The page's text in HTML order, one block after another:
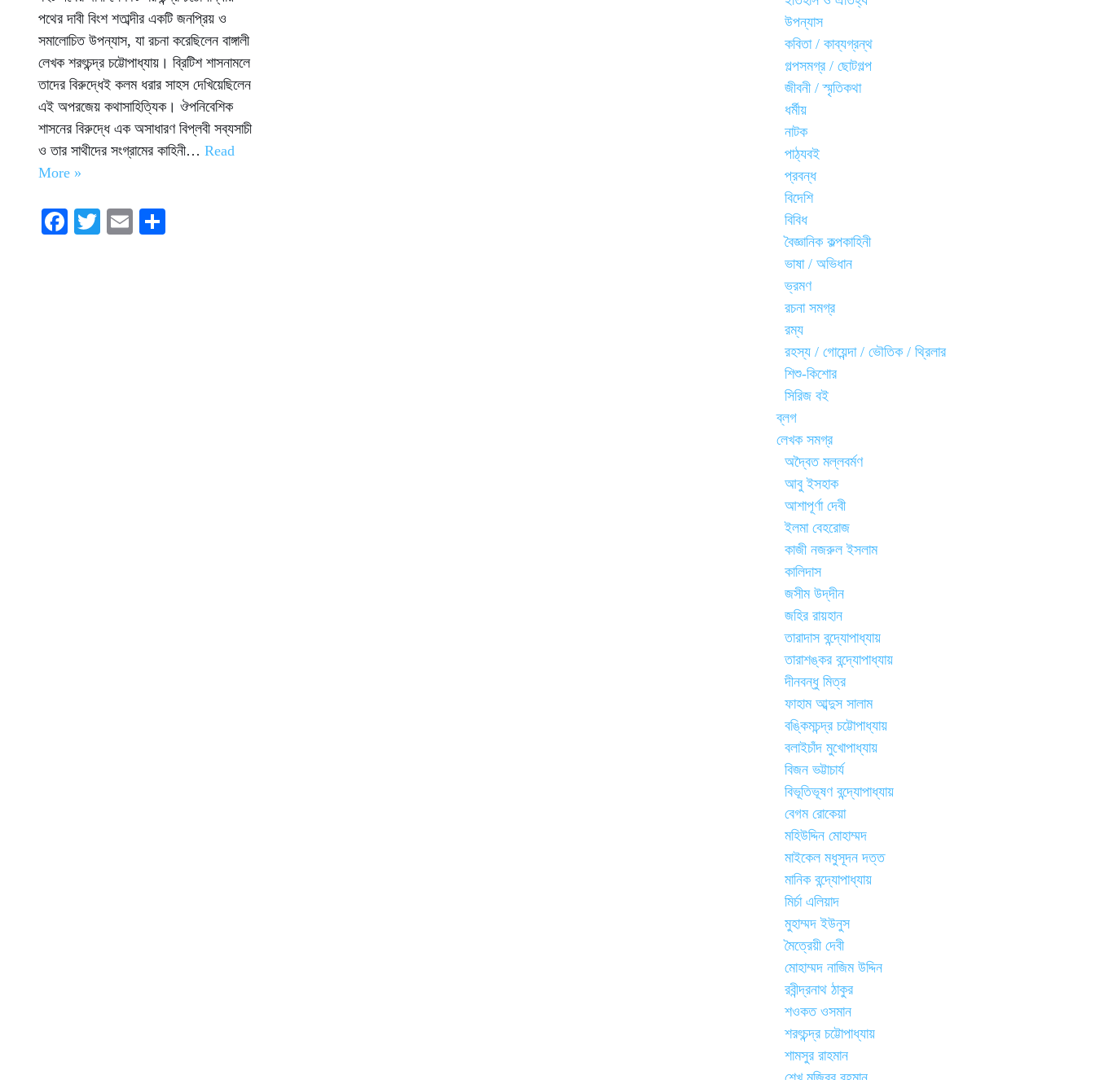
পথের দাবী বিংশ শতাব্দীর একটি জনপ্রিয় ও
সমালোচিত উপন্যাস, যা রচনা করেছিলেন বাঙ্গালী
লেখক শরৎচন্দ্র চট্টোপাধ্যায়। ব্রিটিশ শাসনামলে
তাদের বিরুদ্ধেই কলম ধরার সাহস দেখিয়েছিলেন
এই অপরজেয় কথাসাহিত্যিক। ঔপনিবেশিক
শাসনের বিরুদ্ধে এক অসাধারণ বিপ্লবী সব্যসাচী
ও তার সাথীদের সংগ্রামের কাহিনী… Read
More »
Fa T
E
উপন্যাস
কবিতা / কাব্যগ্রন্থ
গল্পসমগ্র / ছোটগল্প
জীবনী / স্মৃতিকথা
ধর্মীয়
নাটক
পাঠ্যবই
প্রবন্ধ
বিদেশি
বিবিধ
বৈজ্ঞানিক কল্পকাহিনী
ভাষা / অভিধান
ভ্রমণ
রচনা সমগ্র
রম্য
রহস্য / গোয়েন্দা / ভৌতিক / থ্রিলার
শিশু-কিশোর
সিরিজ বই
ব্লগ
লেখক সমগ্র
অদ্বৈত মল্লবর্মণ
আবু ইসহাক
আশাপূর্ণা দেবী
ইলমা বেহরোজ
কাজী নজরুল ইসলাম
কালিদাস
জসীম উদ্‌দীন
জহির রায়হান
তারাদাস বন্দ্যোপাধ্যায়
তারাশঙ্কর বন্দ্যোপাধ্যায়
দীনবন্ধু মিত্র
ফাহাম আব্দুস সালাম
বঙ্কিমচন্দ্র চট্টোপাধ্যায়
বলাইচাঁদ মুখোপাধ্যায়
বিজন ভট্টাচার্য
বিভূতিভূষণ বন্দ্যোপাধ্যায়
বেগম রোকেয়া
মহিউদ্দিন মোহাম্মদ
মাইকেল মধুসূদন দত্ত
মানিক বন্দ্যোপাধ্যায়
মির্চা এলিয়াদ
মুহাম্মদ ইউনুস
মৈত্রেয়ী দেবী
মোহাম্মদ নাজিম উদ্দিন
রবীন্দ্রনাথ ঠাকুর
শওকত ওসমান
শরৎচন্দ্র চট্টোপাধ্যায়
শামসুর রাহমান